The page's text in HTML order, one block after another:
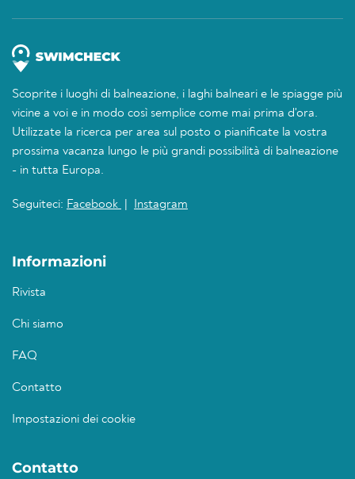
Scoprite i luoghi di balneazione, i laghi balneari e le spiagge più
vicine a voi e in modo così semplice come mai prima d'ora.
Utilizzate la ricerca per area sul posto o pianificate la vostra
prossima vacanza lungo le più grandi possibilità di balneazione
- in tutta Europa.
Seguiteci: Facebook Instagram
Informazioni
Rivista
Chi siamo
FAQ
Contatto
Impostazioni dei cookie
Contatto